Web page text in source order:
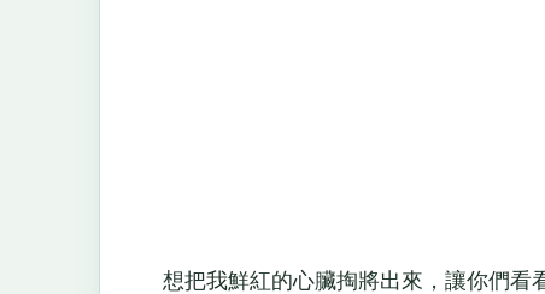
想把我鮮紅的心臟掏將出來，讓你們看